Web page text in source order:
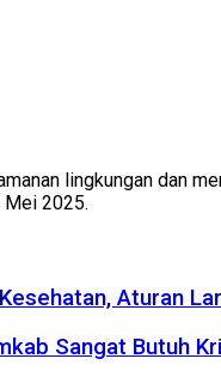
lingkungan dan
Mei 2025.
Aturan
Sangat Butuh